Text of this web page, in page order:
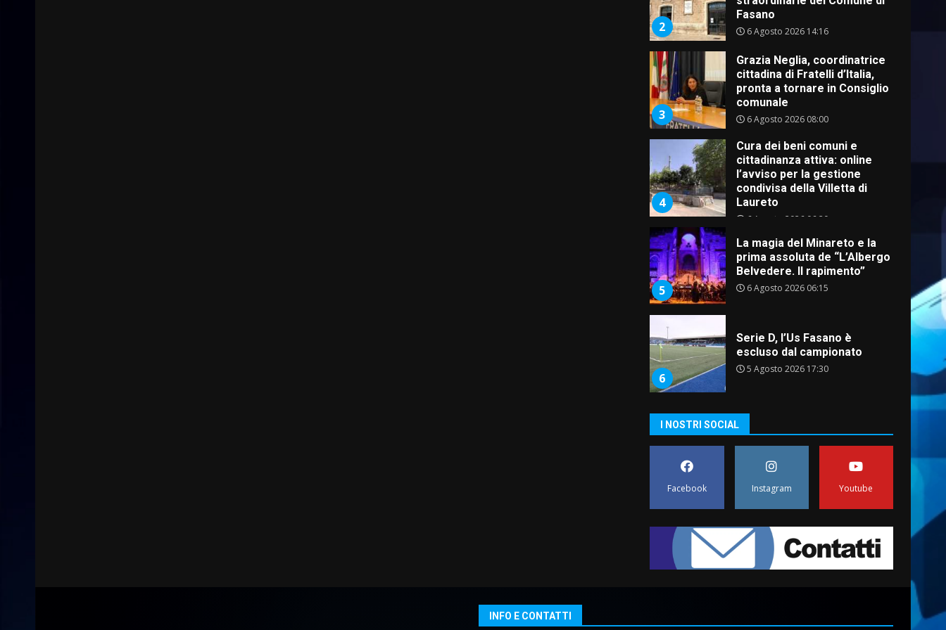
2
Fasano
6 Agosto 2026 14:16
3
Grazia Neglia, coordinatrice
cittadina di Fratelli d’Italia,
pronta a tornare in Consiglio
comunale
6 Agosto 2026 08:00
4
Cura dei beni comuni e
cittadinanza attiva: online
l’avviso per la gestione
condivisa della Villetta di
Laureto
6 Agosto 2026 06:20
5
La magia del Minareto e la
prima assoluta de “L’Albergo
Belvedere. Il rapimento”
6 Agosto 2026 06:15
6
Serie D, l’Us Fasano è
escluso dal campionato
5 Agosto 2026 17:30
Truffatori in azione nelle
arma da fuoco
6 Agosto 2026 18:13
I NOSTRI SOCIAL
Facebook Instagram Youtube
INFO E CONTATTI